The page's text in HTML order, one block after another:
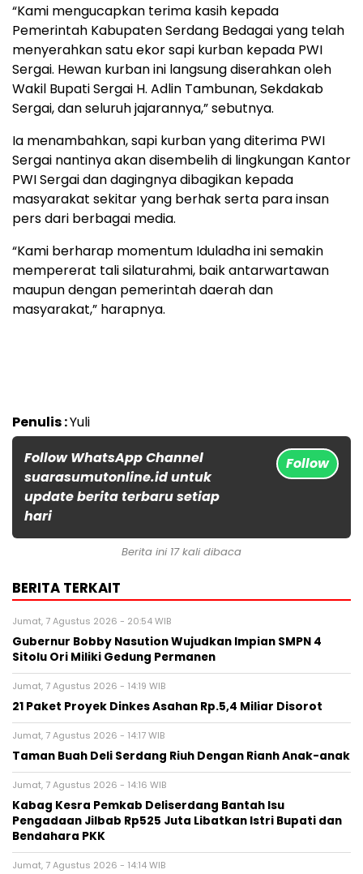
“Kami mengucapkan terima kasih kepada
Pemerintah Kabupaten Serdang Bedagai yang telah
menyerahkan satu ekor sapi kurban kepada PWI
Sergai. Hewan kurban ini langsung diserahkan oleh
Wakil Bupati Sergai H. Adlin Tambunan, Sekdakab
Sergai, dan seluruh jajarannya,” sebutnya.
Ia menambahkan, sapi kurban yang diterima PWI
Sergai nantinya akan disembelih di lingkungan Kantor
PWI Sergai dan dagingnya dibagikan kepada
masyarakat sekitar yang berhak serta para insan
pers dari berbagai media.
“Kami berharap momentum Iduladha ini semakin
mempererat tali silaturahmi, baik antarwartawan
maupun dengan pemerintah daerah dan
masyarakat,” harapnya.
Penulis :Yuli
Follow WhatsApp Channel
suarasumutonline.id untuk
update berita terbaru setiap
hari
Follow
Berita ini 17 kali dibaca
BERITA TERKAIT
Jumat, 7 Agustus 2026 - 20:54 WIB
Gubernur Bobby Nasution Wujudkan Impian SMPN 4
Sitolu Ori Miliki Gedung Permanen
Jumat, 7 Agustus 2026 - 14:19 WIB
21 Paket Proyek Dinkes Asahan Rp.5,4 Miliar Disorot
Jumat, 7 Agustus 2026 - 14:17 WIB
Taman Buah Deli Serdang Riuh Dengan Rianh Anak-anak
Jumat, 7 Agustus 2026 - 14:16 WIB
Kabag Kesra Pemkab Deliserdang Bantah Isu
Pengadaan Jilbab Rp525 Juta Libatkan Istri Bupati dan
Bendahara PKK
Jumat, 7 Agustus 2026 - 14:14 WIB